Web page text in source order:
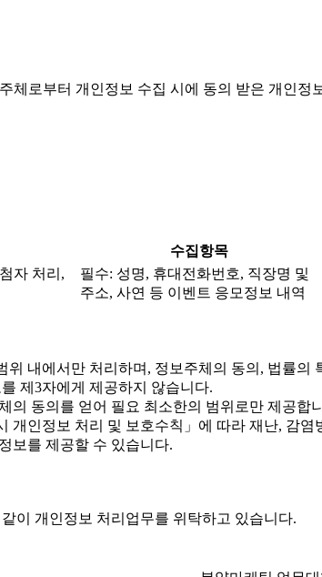
체로부터 개인정보 수집 시에 동의 받은 개인정
수집항목
자 처리,
필수: 성명, 휴대전화번호, 직장명 및
주소, 사연 등 이벤트 응모정보 내역
내에서만 처리하며, 정보주체의 동의, 법률
제3자에게 제공하지 않습니다.
의 동의를 얻어 필요 최소한의 범위로만 제공합
인정보 처리 및 보호수칙」에 따라 재난, 감
보를 제공할 수 있습니다.
이 개인정보 처리업무를 위탁하고 있습니다.